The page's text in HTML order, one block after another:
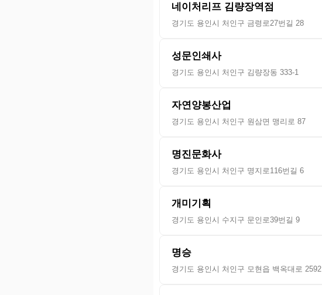
네이처리프 김량장역점
경기도 용인시 처인구 금령로27번길 28
성문인쇄사
경기도 용인시 처인구 김량장동 333-1
자연양봉산업
경기도 용인시 처인구 원삼면 맹리로 87
명진문화사
경기도 용인시 처인구 명지로116번길 6
개미기획
경기도 용인시 수지구 문인로39번길 9
명승
경기도 용인시 처인구 모현읍 백옥대로 2592